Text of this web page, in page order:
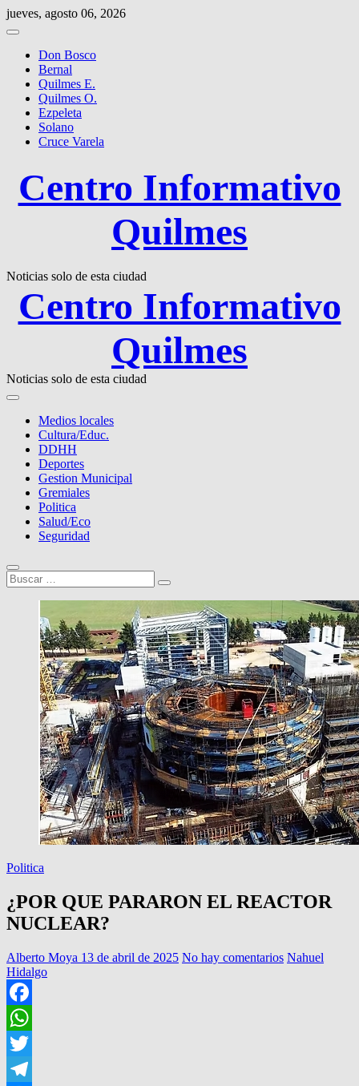
Saltar
al
jueves, agosto 06, 2026
Don Bosco
Bernal
Quilmes E.
Quilmes O.
Ezpeleta
Solano
Cruce Varela
Centro Informativo
Quilmes
Noticias solo de esta ciudad
Centro Informativo
Quilmes
Noticias solo de esta ciudad
Medios locales
Cultura/Educ.
DDHH
Deportes
Gestion Municipal
Gremiales
Politica
Salud/Eco
Seguridad
Buscar
…
Politica
¿POR QUE PARARON EL REACTOR
NUCLEAR?
Alberto Moya 13 de abril de 2025 No hay comentarios Nahuel
Hidalgo
Facebook
WhatsApp
Twitter